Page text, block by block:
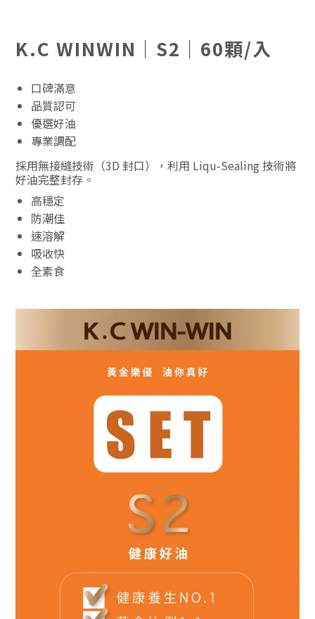
K.C WINWIN｜S2｜60顆/入
口碑滿意
品質認可
優選好油
專業調配
採用無接縫技術（3D 封口），利用 Liqu-Sealing 技術將
好油完整封存。
高穩定
防潮佳
速溶解
吸收快
全素食